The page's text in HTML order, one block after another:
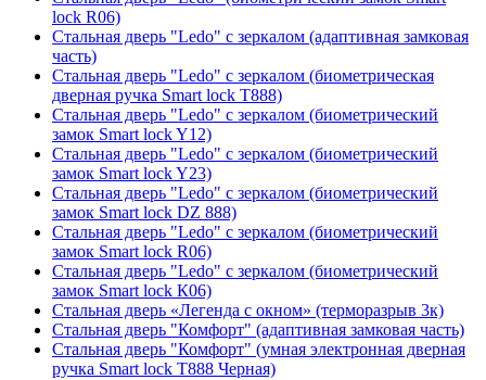
lock R06)
Стальная дверь "Ledo" с зеркалом (адаптивная замковая
часть)
Стальная дверь "Ledo" с зеркалом (биометрическая
дверная ручка Smart lock T888)
Стальная дверь "Ledo" с зеркалом (биометрический
замок Smart lock Y12)
Стальная дверь "Ledo" с зеркалом (биометрический
замок Smart lock Y23)
Стальная дверь "Ledo" с зеркалом (биометрический
замок Smart lock DZ 888)
Стальная дверь "Ledo" с зеркалом (биометрический
замок Smart lock R06)
Стальная дверь "Ledo" с зеркалом (биометрический
замок Smart lock К06)
Стальная дверь «Легенда с окном» (терморазрыв 3к)
Стальная дверь "Комфорт" (адаптивная замковая часть)
Стальная дверь "Комфорт" (умная электронная дверная
ручка Smart lock T888 Черная)